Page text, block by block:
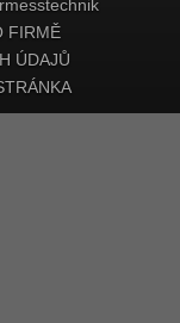
FIRMĚ
ÚDAJŮ